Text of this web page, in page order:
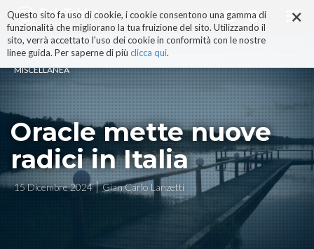
×
Questo sito fa uso di cookie, i cookie consentono una gamma di
funzionalità che migliorano la tua fruizione del sito. Utilizzando il
sito, verrà accettato l'uso dei cookie in conformità con le nostre
linee guida. Per saperne di più clicca qui.
ai
contenuti.
|
alla
navigazione
MISCELLANEA
Oracle mette nuove
radici in Italia
15 Dicembre 2024 Gian Carlo Lanzetti